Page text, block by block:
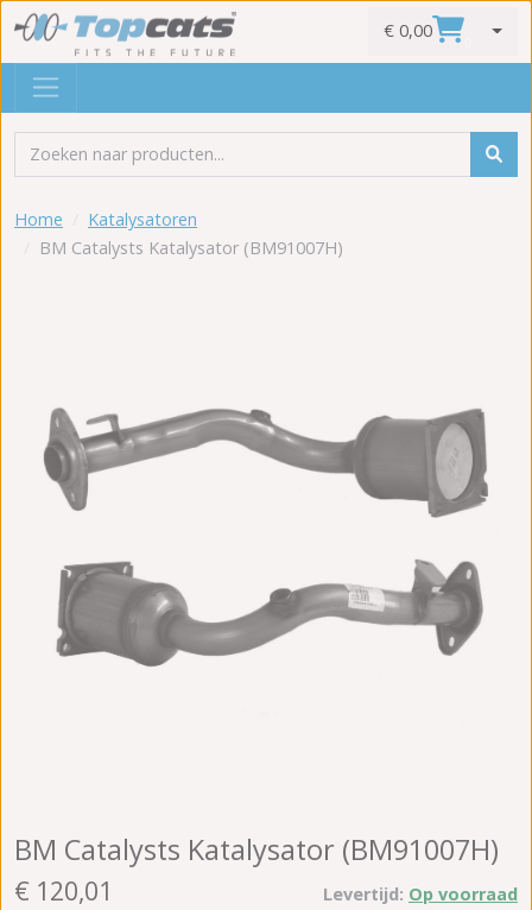
€ 0,00
Home
Katalysatoren
BM Catalysts Katalysator (BM91007H)
BM Catalysts Katalysator (BM91007H)
€ 120,01 Levertijd: Op voorraad